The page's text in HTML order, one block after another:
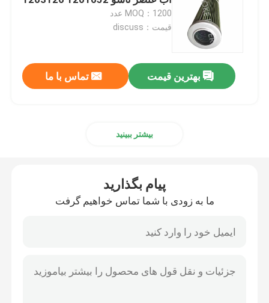
عنصر فیلتر هوا
کارتریج فیلتر پمپ خلاء
MOQ：1200 عدد
قیمت：discuss
بهترین قیمت تماس با ما
بیشتر ببینید
پیام بگذارید
ما به زودی با شما تماس خواهیم گرفت